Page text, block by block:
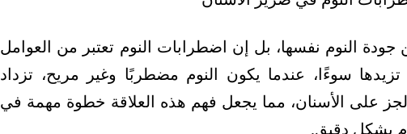
النوم نفسها، بل إن اضطرابات النوم تعتبر من العوامل
سوءًا، عندما يكون النوم مضطربًا وغير مريح، تزداد
على الأسنان، مما يجعل فهم هذه العلاقة خطوة مهمة في
بشكل دقيق.